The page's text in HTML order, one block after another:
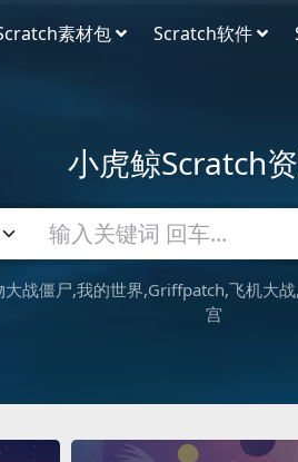
素材包 Scratch软件
小虎鲸Scratch
大战僵尸 我的世界 Griffpatch 飞机大战
宫